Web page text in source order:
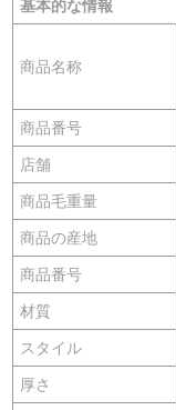
基本的な情報
商品名称
商品番号
店舗
商品毛重量
商品の産地
商品番号
材質
スタイル
厚さ